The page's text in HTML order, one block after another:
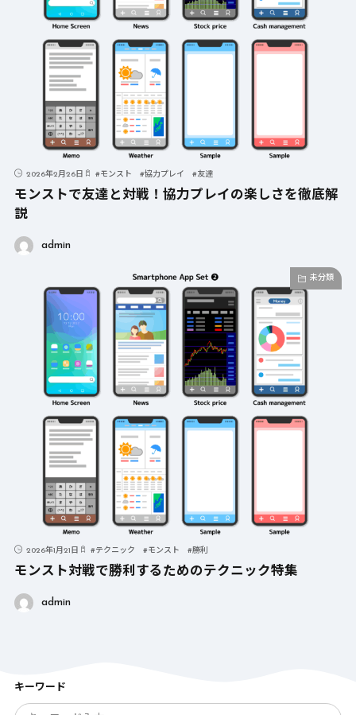
2026年2月26日 #モンスト #協力プレイ #友達
モンストで友達と対戦！協力プレイの楽しさを徹底解
説
admin
未分類
2026年1月21日 #テクニック #モンスト #勝利
モンスト対戦で勝利するためのテクニック特集
admin
キーワード